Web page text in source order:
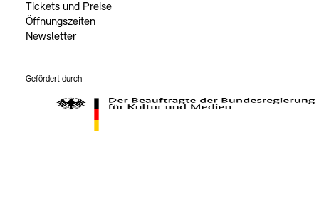
Tickets und Preise
Öffnungszeiten
Newsletter
Gefördert durch